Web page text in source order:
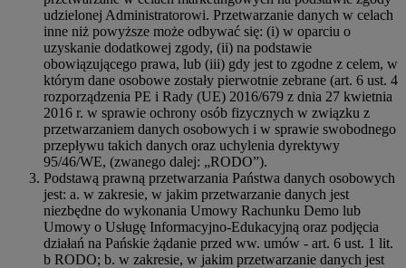
udzielonej Administratorowi. Przetwarzanie danych w celach
inne niż powyższe może odbywać się: (i) w oparciu o
uzyskanie dodatkowej zgody, (ii) na podstawie
obowiązującego prawa, lub (iii) gdy jest to zgodne z celem, w
którym dane osobowe zostały pierwotnie zebrane (art. 6 ust. 4
rozporządzenia PE i Rady (UE) 2016/679 z dnia 27 kwietnia
2016 r. w sprawie ochrony osób fizycznych w związku z
przetwarzaniem danych osobowych i w sprawie swobodnego
przepływu takich danych oraz uchylenia dyrektywy
95/46/WE, (zwanego dalej: „RODO”).
Podstawą prawną przetwarzania Państwa danych osobowych
jest: a. w zakresie, w jakim przetwarzanie danych jest
niezbędne do wykonania Umowy Rachunku Demo lub
Umowy o Usługę Informacyjno-Edukacyjną oraz podjęcia
działań na Pańskie żądanie przed ww. umów - art. 6 ust. 1 lit.
b RODO; b. w zakresie, w jakim przetwarzanie danych jest